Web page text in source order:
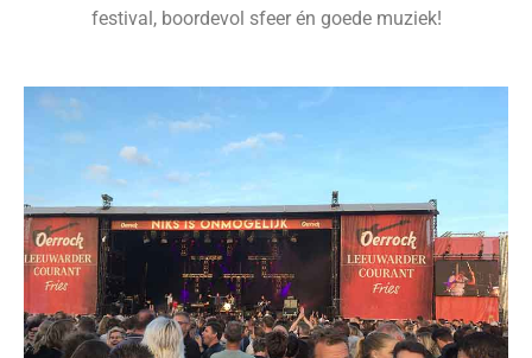
festival, boordevol sfeer én goede muziek!